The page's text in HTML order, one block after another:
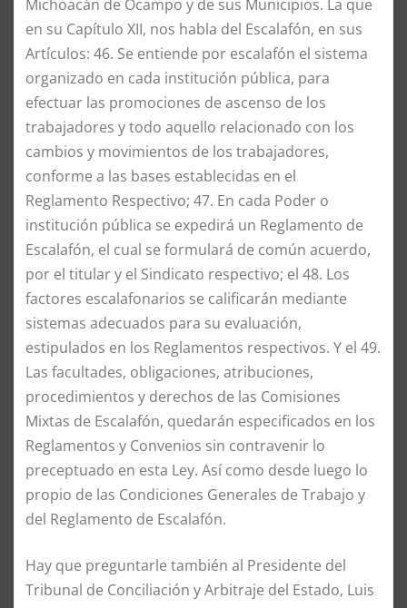
Michoacán de Ocampo y de sus Municipios. La que
en su Capítulo XII, nos habla del Escalafón, en sus
Artículos: 46. Se entiende por escalafón el sistema
organizado en cada institución pública, para
efectuar las promociones de ascenso de los
trabajadores y todo aquello relacionado con los
cambios y movimientos de los trabajadores,
conforme a las bases establecidas en el
Reglamento Respectivo; 47. En cada Poder o
institución pública se expedirá un Reglamento de
Escalafón, el cual se formulará de común acuerdo,
por el titular y el Sindicato respectivo; el 48. Los
factores escalafonarios se calificarán mediante
sistemas adecuados para su evaluación,
estipulados en los Reglamentos respectivos. Y el 49.
Las facultades, obligaciones, atribuciones,
procedimientos y derechos de las Comisiones
Mixtas de Escalafón, quedarán especificados en los
Reglamentos y Convenios sin contravenir lo
preceptuado en esta Ley. Así como desde luego lo
propio de las Condiciones Generales de Trabajo y
del Reglamento de Escalafón.
Hay que preguntarle también al Presidente del
Tribunal de Conciliación y Arbitraje del Estado, Luis